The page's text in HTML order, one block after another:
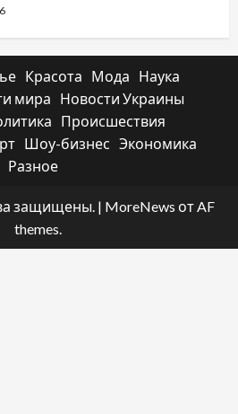
Красота Мода
Наука
мира
Новости Украины
Происшествия
Шоу-бизнес Экономика
Разное
защищены. | MoreNews от AF
themes.